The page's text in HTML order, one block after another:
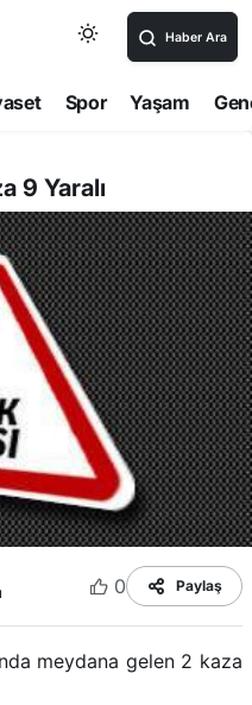
Haber Ara
Spor Yaşam
9 Yaralı
0 Paylaş
meydana gelen 2 kaza